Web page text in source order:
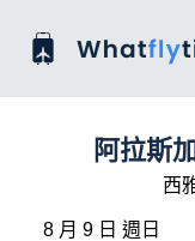
阿拉斯
西
8 月 9 日 週日